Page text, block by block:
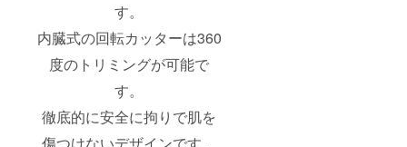
す。
内臓式の回転カッターは360
度のトリミングが可能で
す。
徹底的に安全に拘りで肌を